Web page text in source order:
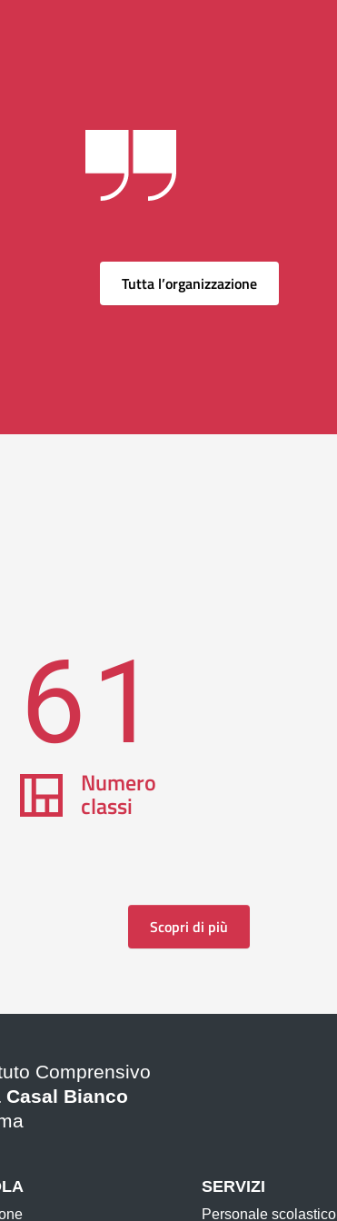
Tutta l’organizzazione
61
Numero
classi
Scopri di più
Comprensivo
Casal Bianco
SERVIZI
Personale scolastico